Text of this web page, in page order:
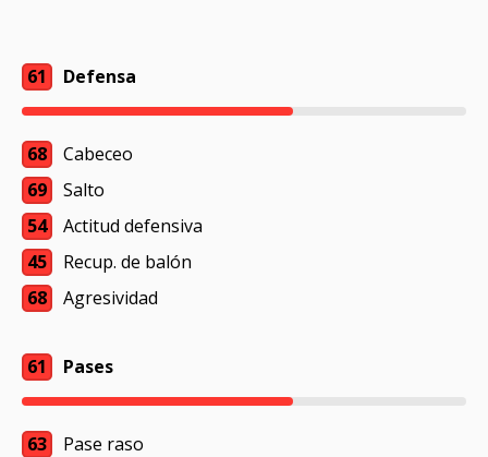
61 Defensa
68
Cabeceo
69
Salto
54
Actitud defensiva
45
Recup. de balón
68
Agresividad
61 Pases
63
Pase raso